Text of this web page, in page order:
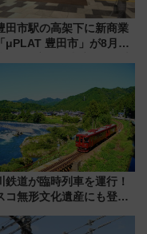
田市駅の高架下に新商業
μPLAT 豊田市」が8月26
鉄道が臨時列車を運行！
コ無形文化遺産にも登録
車には予約が必要